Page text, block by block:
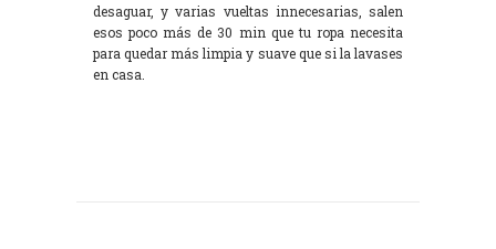
desaguar, y varias vueltas innecesarias, salen
esos poco más de 30 min que tu ropa necesita
para quedar más limpia y suave que si la lavases
en casa.